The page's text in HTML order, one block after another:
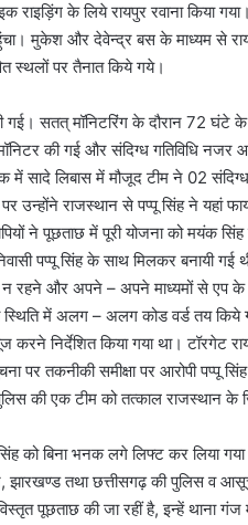
राइड़िंग के लिये रायपुर रवाना किया
मुकेश और देवेन्द्र बस के माध्यम से
स्थलों पर तैनात किये गये।
गई। सतत् मॉनिटरिंग के दौरान 72 घंटे
मॉनिटर की गई और संदिग्ध गतिविधि
में सादे लिबास में मौजूद टीम ने 02
राजस्थान से पप्पू सिंह ने यहां
ने पूछताछ में पूरी योजना को मयंक
पप्पू सिंह के साथ मिलकर बनायी
न रहने और अपने – अपने माध्यमों से एप के
की स्थिति में अलग – अलग कोड वर्ड
निर्देशित किया गया था। टॉरगेट
पर तकनीकी समीक्षा पर आरोपी पप्पू
की एक टीम को तत्काल राजस्थान के
को बिना भनक लगे लिफ्ट कर लिया
झारखण्ड तथा छत्तीसगढ़ की पुलिस व
पूछताछ की जा रहीं है, इन्हें